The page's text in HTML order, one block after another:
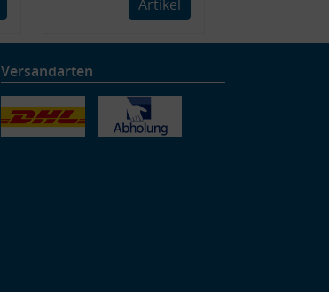
Artikel
Versandarten